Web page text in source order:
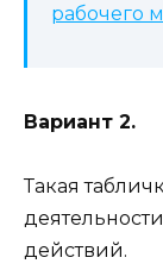
рабочего
Вариант 2.
Такая
действий.